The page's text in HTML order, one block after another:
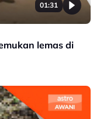
01:31
lemas di